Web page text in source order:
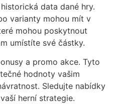
data dané hry.
varianty mohou mít v
mohou poskytnout
umístíte své částky.
a promo akce. Tyto
hodnoty vašim
Sledujte nabídky
herní strategie.